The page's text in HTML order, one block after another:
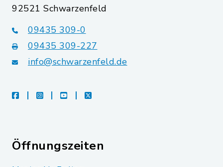
92521 Schwarzenfeld
09435 309-0
09435 309-227
info@schwarzenfeld.de
facebookinstagramyoutubeX
Öffnungszeiten